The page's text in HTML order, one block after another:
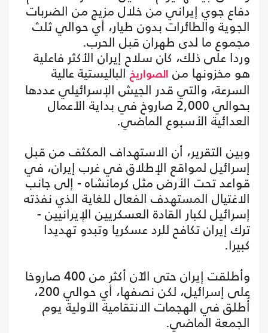
دفاع جوي إيراني من خلال مزيج من الضربات
الجوية والطائرات بدون طيار، أي حوالي ثلث
مجموع ما لدى طهران قبل الحرب.
وردا على ذلك، كان سلاح إيران الأكثر فاعلية
هو مخزونها من الصواريخالباليستية عالية
السرعة، والتي قدر الجيش الإسرائيلي عددها
بحوالي 2,000 صاروخ في بداية الأعمال
العدائية الأسبوع الماضي.
وبين التقرير، أن الاستهداف المكثف من قبل
إسرائيل لمواقع الإطلاق في غرب إيران، في
قواعد تحت الأرض مثل كرمانشاه - إلى جانب
الاغتيال المستهدف الفعال للغاية الذي نفذته
إسرائيل لكبار القادة العسكريين الإيرانيين -
ترك إيران تكافح للرد عسكريا وتبدو تهديدا
كبيرا.
وأطلقت إيران حتى الآن أكثر من 400 صاروخا
على إسرائيل، لكن نصفها، أي حوالي 200،
أُطلق في الهجمات الانتقامية الأولية يوم
الجمعة الماضي.